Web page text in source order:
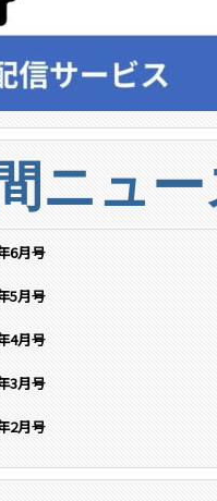
ニュ
6月号
5月号
4月号
3月号
2月号